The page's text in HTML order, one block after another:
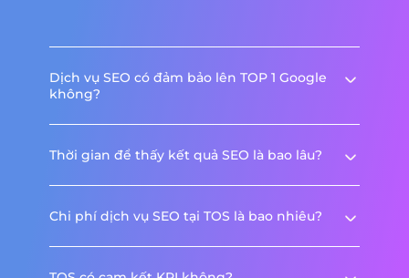
Dịch vụ SEO có đảm bảo lên TOP 1 Google
không?
Thời gian để thấy kết quả SEO là bao lâu?
Chi phí dịch vụ SEO tại TOS là bao nhiêu?